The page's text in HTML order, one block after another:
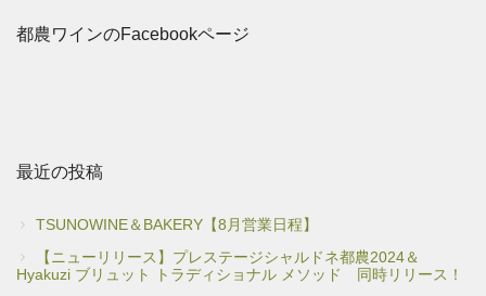
都農ワインのFacebookページ
最近の投稿
TSUNOWINE＆BAKERY【8月営業日程】
【ニューリリース】プレステージシャルドネ都農2024＆
Hyakuzi ブリュット トラディショナル メソッド 同時リリース！